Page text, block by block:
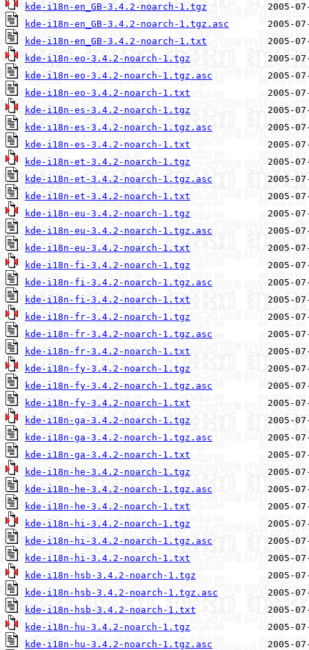
kde-i18n-en_GB-3.4.2-noarch-1.tgz
kde-i18n-en_GB-3.4.2-noarch-1.tgz.asc
kde-i18n-en_GB-3.4.2-noarch-1.txt
kde-i18n-eo-3.4.2-noarch-1.tgz
kde-i18n-eo-3.4.2-noarch-1.tgz.asc
kde-i18n-eo-3.4.2-noarch-1.txt
kde-i18n-es-3.4.2-noarch-1.tgz
kde-i18n-es-3.4.2-noarch-1.tgz.asc
kde-i18n-es-3.4.2-noarch-1.txt
kde-i18n-et-3.4.2-noarch-1.tgz
kde-i18n-et-3.4.2-noarch-1.tgz.asc
kde-i18n-et-3.4.2-noarch-1.txt
kde-i18n-eu-3.4.2-noarch-1.tgz
kde-i18n-eu-3.4.2-noarch-1.tgz.asc
kde-i18n-eu-3.4.2-noarch-1.txt
kde-i18n-fi-3.4.2-noarch-1.tgz
kde-i18n-fi-3.4.2-noarch-1.tgz.asc
kde-i18n-fi-3.4.2-noarch-1.txt
kde-i18n-fr-3.4.2-noarch-1.tgz
kde-i18n-fr-3.4.2-noarch-1.tgz.asc
kde-i18n-fr-3.4.2-noarch-1.txt
kde-i18n-fy-3.4.2-noarch-1.tgz
kde-i18n-fy-3.4.2-noarch-1.tgz.asc
kde-i18n-fy-3.4.2-noarch-1.txt
kde-i18n-ga-3.4.2-noarch-1.tgz
kde-i18n-ga-3.4.2-noarch-1.tgz.asc
kde-i18n-ga-3.4.2-noarch-1.txt
kde-i18n-he-3.4.2-noarch-1.tgz
kde-i18n-he-3.4.2-noarch-1.tgz.asc
kde-i18n-he-3.4.2-noarch-1.txt
kde-i18n-hi-3.4.2-noarch-1.tgz
kde-i18n-hi-3.4.2-noarch-1.tgz.asc
kde-i18n-hi-3.4.2-noarch-1.txt
kde-i18n-hsb-3.4.2-noarch-1.tgz
kde-i18n-hsb-3.4.2-noarch-1.tgz.asc
kde-i18n-hsb-3.4.2-noarch-1.txt
kde-i18n-hu-3.4.2-noarch-1.tgz
kde-i18n-hu-3.4.2-noarch-1.tgz.asc